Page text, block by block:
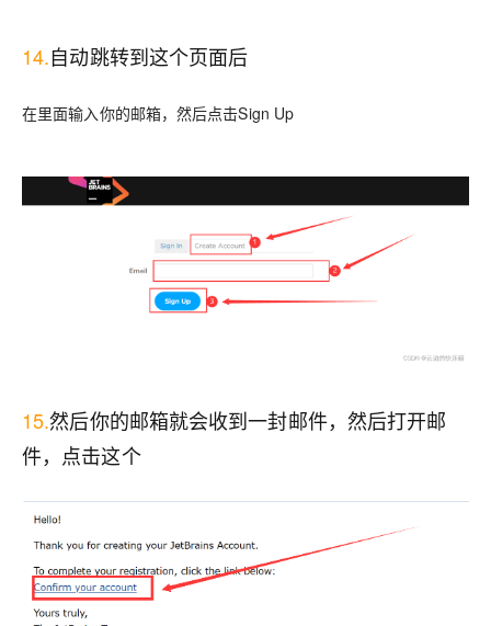
14.自动跳转到这个页面后
在里面输入你的邮箱，然后点击Sign Up
15.然后你的邮箱就会收到一封邮件，然后打开邮
件，点击这个